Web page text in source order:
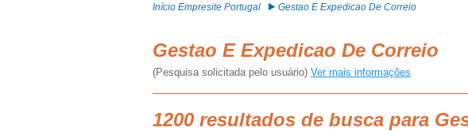
Início Empresite Portugal Gestao E Expedicao De Correio
Gestao E Expedicao De Correio
(Pesquisa solicitada pelo usuário) Ver mais informações
1200 resultados de busca para